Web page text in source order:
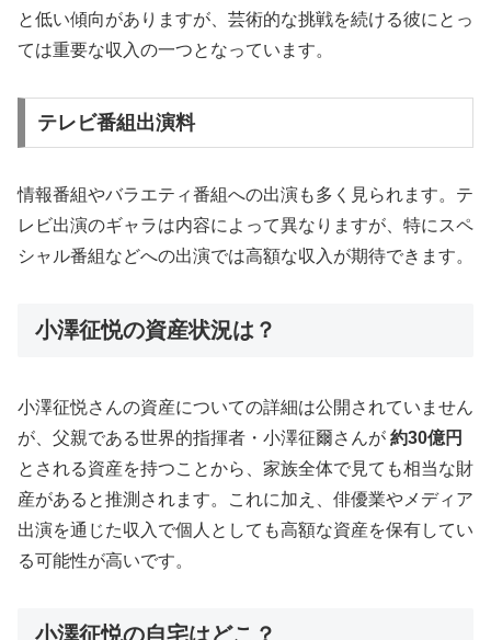
と低い傾向がありますが、芸術的な挑戦を続ける彼にとっ
ては重要な収入の一つとなっています。
テレビ番組出演料
情報番組やバラエティ番組への出演も多く見られます。テ
レビ出演のギャラは内容によって異なりますが、特にスペ
シャル番組などへの出演では高額な収入が期待できます。
小澤征悦の資産状況は？
小澤征悦さんの資産についての詳細は公開されていません
が、父親である世界的指揮者・小澤征爾さんが 約30億円
とされる資産を持つことから、家族全体で見ても相当な財
産があると推測されます。これに加え、俳優業やメディア
出演を通じた収入で個人としても高額な資産を保有してい
る可能性が高いです。
小澤征悦の自宅はどこ？